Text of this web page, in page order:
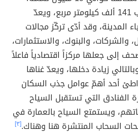
وتبلغ مساحتها ما يقارب 141 ألف كيلومتر مربع، ويعدّ
المدينة، وقد أدّى تركّز مجالات
والشركات، والبنوك، والاستثمارات،
إلى جعلها مركزاً اقتصادياً فاعلاً
زيادة دخلها، ويعدّ غناها
أحد أهمّ عوامل جذب السكان
الفنادق التي تستقبل السياح
ويستمتع السياح بالعمارة في
السحاب المنتشرة هنا وهناك.[٣]